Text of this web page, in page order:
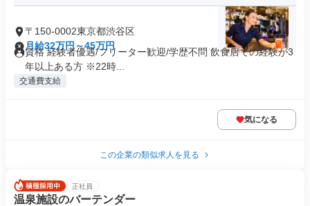
〒150-0002東京都渋谷区
月給32万円～45万円
資格 経験者優遇/フリーター歓迎/学歴不問 飲食店での経験が3
年以上ある方 ※22時...
交通費支給
気になる
この企業の類似求人を見る
正社員
温泉施設のバーテンダー